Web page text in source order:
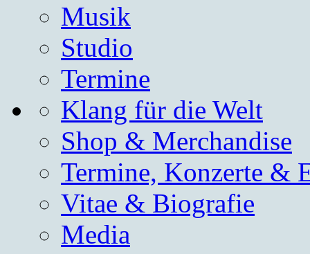
Musik
Studio
Termine
Klang für die Welt
Shop & Merchandise
Termine, Konzerte &
Vitae & Biografie
Media